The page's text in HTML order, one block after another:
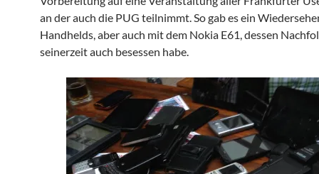
an der auch die PUG teilnimmt. So gab es ein
Handhelds, aber auch mit dem Nokia E61, dessen
seinerzeit auch besessen habe.